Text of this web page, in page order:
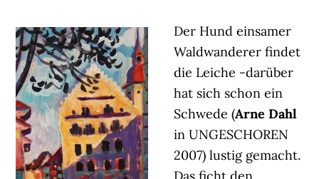
Der Hund einsamer
Waldwanderer findet
die Leiche -darüber
hat sich schon ein
Schwede (Arne Dahl
in UNGESCHOREN
2007) lustig gemacht.
Das ficht den